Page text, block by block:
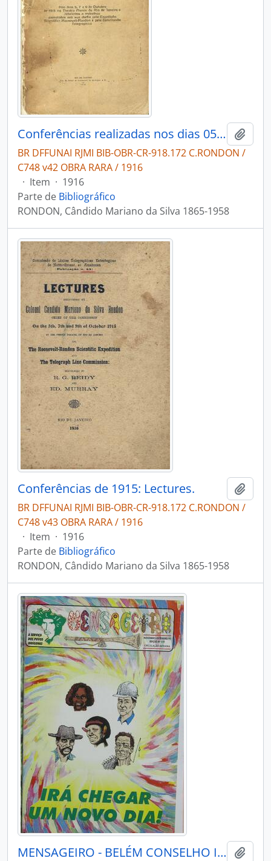
Conferências realizadas nos dias 05,07 e 09 de outubro de 1915: Expedição Roosevelt e da Commisão Telegraphica.
BR DFFUNAI RJMI BIB-OBR-CR-918.172 C.RONDON /
C748 v42 OBRA RARA / 1916
· Item · 1916
Parte de Bibliográfico
RONDON, Cândido Mariano da Silva 1865-1958
Conferências de 1915: Lectures.
BR DFFUNAI RJMI BIB-OBR-CR-918.172 C.RONDON /
C748 v43 OBRA RARA / 1916
· Item · 1916
Parte de Bibliográfico
RONDON, Cândido Mariano da Silva 1865-1958
MENSAGEIRO - BELÉM CONSELHO INDIGENISTA MISSIONÁRIO - 1999 - Nº119